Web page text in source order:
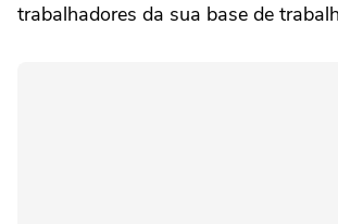
trabalhadores da sua base de